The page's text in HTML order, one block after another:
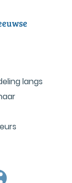
langs